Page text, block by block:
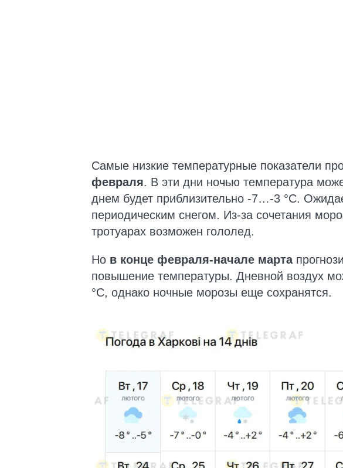
Самые низкие температурные показатели
февраля. В эти дни ночью температура
днем будет приблизительно -7…-3 °C.
периодическим снегом. Из-за сочетания
тротуарах возможен гололед.
Но в конце февраля-начале марта
повышение температуры. Дневной воздух
°C, однако ночные морозы еще сохранятся.